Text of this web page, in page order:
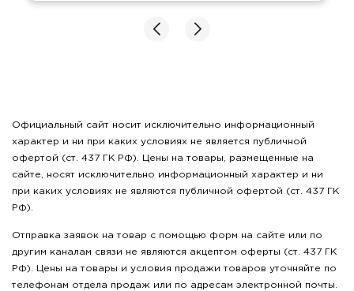
Официальный сайт носит исключительно информационный
характер и ни при каких условиях не является публичной
офертой (ст. 437 ГК РФ). Цены на товары, размещенные на
сайте, носят исключительно информационный характер и ни
при каких условиях не являются публичной офертой (ст. 437 ГК
РФ).
Отправка заявок на товар с помощью форм на сайте или по
другим каналам связи не являются акцептом оферты (ст. 437 ГК
РФ). Цены на товары и условия продажи товаров уточняйте по
телефонам отдела продаж или по адресам электронной почты.